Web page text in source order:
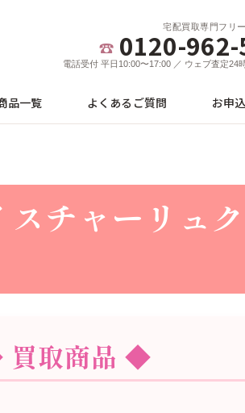
宅配買取専門フリ
0120-
電話受付 平日10:00〜17:00 ／ ウェブ査定24
品一覧 よくあるご質問 お申
スチャーリュ
取商品 ◆